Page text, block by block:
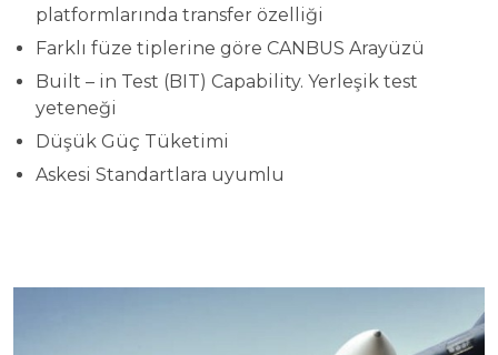
platformlarında transfer özelliği
Farklı füze tiplerine göre CANBUS Arayüzü
Built – in Test (BIT) Capability. Yerleşik test
yeteneği
Düşük Güç Tüketimi
Askesi Standartlara uyumlu